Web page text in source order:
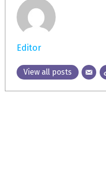
Editor
View all posts